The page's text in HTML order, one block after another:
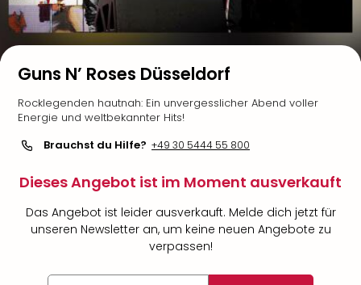
Guns N’ Roses Düsseldorf
Rocklegenden hautnah: Ein unvergesslicher Abend voller
Energie und weltbekannter Hits!
Brauchst du Hilfe? +49 30 5444 55 800
Dieses Angebot ist im Moment ausverkauft
Das Angebot ist leider ausverkauft. Melde dich jetzt für
unseren Newsletter an, um keine neuen Angebote zu
verpassen!